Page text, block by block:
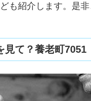
も紹介します。是非
見て？養老町7051